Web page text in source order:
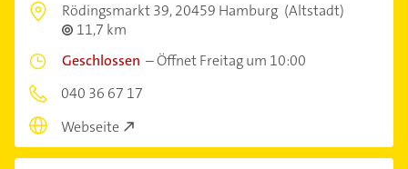
Rödingsmarkt 39,20459 Hamburg (Altstadt)
11,7 km
Geschlossen –Öffnet Freitag um 10:00
040 36 67 17
Webseite